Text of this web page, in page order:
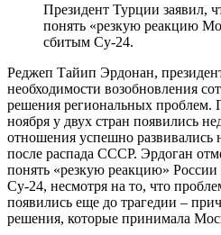
Президент Турции заявил,
понять «резкую реакцию
сбитым Су-24.
Реджеп Тайип Эрдонан,
необходимости возобновления
решения региональных проблем.
ноября у двух стран появились
отношения успешно развивались
после распада СССР. Эрдоган
понять «резкую реакцию»
Су-24, несмотря на то, что
появились еще до трагедии –
решения, которые принимала